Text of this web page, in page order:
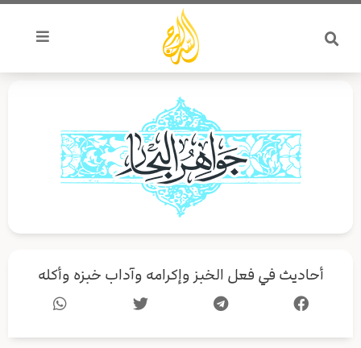
تخطي
المحتوى
أحاديث في فعل الخبز وإكرامه وآداب خبزه وأكله